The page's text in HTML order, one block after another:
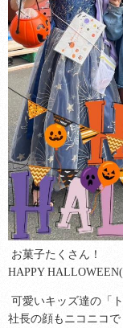
お菓子たくさん！
HAPPY
可愛いキッズ達の「
社長の顔もニコニコで